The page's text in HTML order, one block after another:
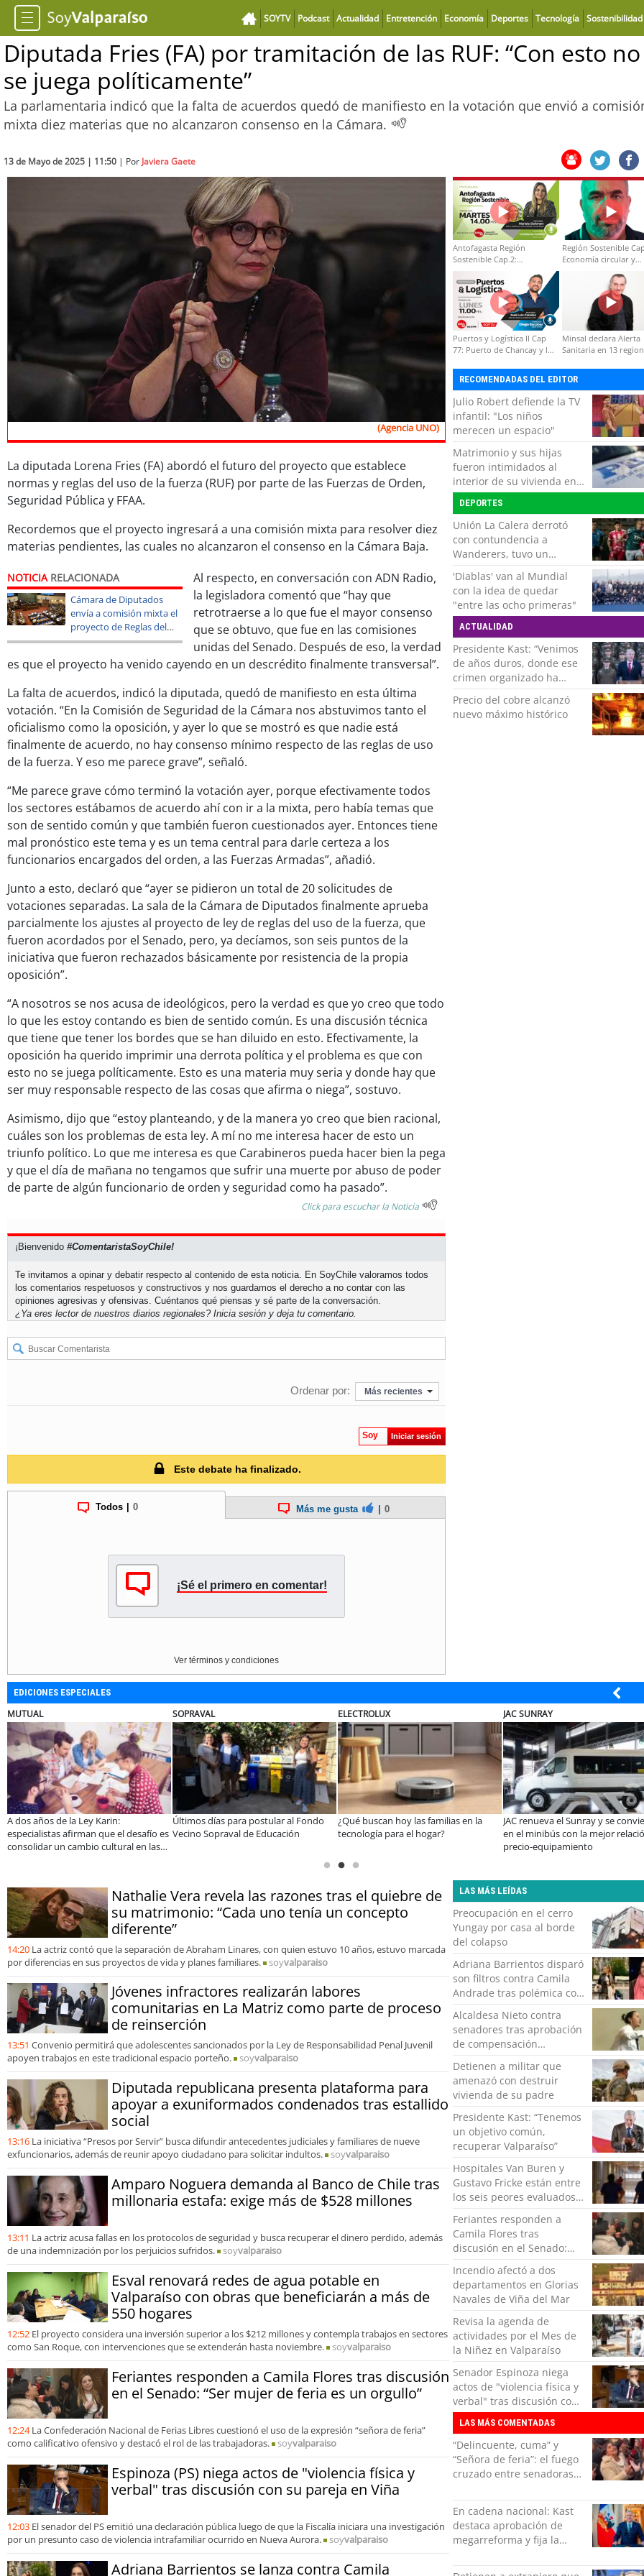
SOYTV Podcast Actualidad Entretención Economía Deportes Tecnología Sostenibilidad
Diputada Fries (FA) por tramitación de las RUF: “Con esto no
se juega políticamente”
La parlamentaria indicó que la falta de acuerdos quedó de manifiesto en la votación que envió a
mixta diez materias que no alcanzaron consenso en la Cámara.
13 de Mayo de 2025 | 11:50 | Por Javiera Gaete
(Agencia UNO)
La diputada Lorena Fries (FA) abordó el futuro del proyecto que establece
normas y reglas del uso de la fuerza (RUF) por parte de las Fuerzas de Orden,
Seguridad Pública y FFAA.
Recordemos que el proyecto ingresará a una comisión mixta para resolver diez
materias pendientes, las cuales no alcanzaron el consenso en la Cámara Baja.
NOTICIARELACIONADA
Cámara de Diputados
envía a comisión mixta el
proyecto de Reglas del
Uso de la Fuerza
Al respecto, en conversación con ADN Radio,
la legisladora comentó que “hay que
retrotraerse a lo que fue el mayor consenso
que se obtuvo, que fue en las comisiones
unidas del Senado. Después de eso, la verdad
es que el proyecto ha venido cayendo en un descrédito finalmente transversal”.
La falta de acuerdos, indicó la diputada, quedó de manifiesto en esta última
votación. “En la Comisión de Seguridad de la Cámara nos abstuvimos tanto el
oficialismo como la oposición, y ayer lo que se mostró es que nadie está
finalmente de acuerdo, no hay consenso mínimo respecto de las reglas de uso
de la fuerza. Y eso me parece grave”, señaló.
“Me parece grave cómo terminó la votación ayer, porque efectivamente todos
los sectores estábamos de acuerdo ahí con ir a la mixta, pero había temas que
son de sentido común y que también fueron cuestionados ayer. Entonces tiene
mal pronóstico este tema y es un tema central para darle certeza a los
funcionarios encargados del orden, a las Fuerzas Armadas”, añadió.
Junto a esto, declaró que “ayer se pidieron un total de 20 solicitudes de
votaciones separadas. La sala de la Cámara de Diputados finalmente aprueba
parcialmente los ajustes al proyecto de ley de reglas del uso de la fuerza, que
fueron acordados por el Senado, pero, ya decíamos, son seis puntos de la
iniciativa que fueron rechazados básicamente por resistencia de la propia
oposición”.
“A nosotros se nos acusa de ideológicos, pero la verdad es que yo creo que todo
lo que les estoy contando es bien de sentido común. Es una discusión técnica
que tiene que tener los bordes que se han diluido en esto. Efectivamente, la
oposición ha querido imprimir una derrota política y el problema es que con
esto no se juega políticamente. Esto es una materia muy seria y donde hay que
ser muy responsable respecto de las cosas que afirma o niega”, sostuvo.
Asimismo, dijo que “estoy planteando, y de la manera yo creo que bien racional,
cuáles son los problemas de esta ley. A mí no me interesa hacer de esto un
triunfo político. Lo que me interesa es que Carabineros pueda hacer bien la pega
y que el día de mañana no tengamos que sufrir una muerte por abuso de poder
de parte de algún funcionario de orden y seguridad como ha pasado”.
Click para escuchar la Noticia
¡Bienvenido #ComentaristaSoyChile!
Te invitamos a opinar y debatir respecto al contenido de esta noticia. En SoyChile valoramos todos
los comentarios respetuosos y constructivos y nos guardamos el derecho a no contar con las
opiniones agresivas y ofensivas. Cuéntanos qué piensas y sé parte de la conversación.
¿Ya eres lector de nuestros diarios regionales? Inicia sesión y deja tu comentario.
Ordenar por: Más recientes
Soy Iniciar sesión
Este debate ha finalizado.
Todos 0 Más me gusta 0
¡Sé el primero en comentar!
Ver términos y condiciones
Antofagasta Región
Sostenible Cap.2:
Educación ambiental y
formación de capacidades
técnicas
Región Sostenible
Economía circular y
Puertos y Logística II Cap
77: Puerto de Chancay y la
Minsal declara Alerta
Sanitaria en 13
RECOMENDADAS DEL EDITOR
Julio Robert defiende la TV
infantil: "Los niños
merecen un espacio"
Matrimonio y sus hijas
fueron intimidados al
interior de su vivienda en
Puente Alto
DEPORTES
Unión La Calera derrotó
con contundencia a
Wanderers, tuvo un
respiro y clasificó en Copa
Chile
'Diablas' van al Mundial
con la idea de quedar
"entre las ocho primeras"
ACTUALIDAD
Presidente Kast: “Venimos
de años duros, donde ese
crimen organizado ha
ocupado un lugar que no
le corresponde”
Precio del cobre alcanzó
nuevo máximo histórico
EDICIONES ESPECIALES
la Ley Karin:
que el desafío es
cambio cultural en las
Últimos días para postular al Fondo
Vecino Sopraval de Educación
¿Qué buscan hoy las familias en la
tecnología para el hogar?
JAC renueva el Sunray y se convierte
en el minibús con la mejor relación
precio-equipamiento
Lanzan
Nathalie Vera revela las razones tras el quiebre de
su matrimonio: “Cada uno tenía un concepto
diferente”
14:20 La actriz contó que la separación de Abraham Linares, con quien estuvo 10 años, estuvo marcada
por diferencias en sus proyectos de vida y planes familiares.
soyvalparaiso
Jóvenes infractores realizarán labores
comunitarias en La Matriz como parte de proceso
de reinserción
13:51 Convenio permitirá que adolescentes sancionados por la Ley de Responsabilidad Penal Juvenil
apoyen trabajos en este tradicional espacio porteño.
soyvalparaiso
Diputada republicana presenta plataforma para
apoyar a exuniformados condenados tras estallido
social
13:16 La iniciativa “Presos por Servir” busca difundir antecedentes judiciales y familiares de nueve
exfuncionarios, además de reunir apoyo ciudadano para solicitar indultos.
soyvalparaiso
Amparo Noguera demanda al Banco de Chile tras
millonaria estafa: exige más de $528 millones
13:11 La actriz acusa fallas en los protocolos de seguridad y busca recuperar el dinero perdido, además
de una indemnización por los perjuicios sufridos.
soyvalparaiso
Esval renovará redes de agua potable en
Valparaíso con obras que beneficiarán a más de
550 hogares
12:52 El proyecto considera una inversión superior a los $212 millones y contempla trabajos en sectores
como San Roque, con intervenciones que se extenderán hasta noviembre.
soyvalparaiso
Feriantes responden a Camila Flores tras discusión
en el Senado: “Ser mujer de feria es un orgullo”
12:24 La Confederación Nacional de Ferias Libres cuestionó el uso de la expresión “señora de feria”
como calificativo ofensivo y destacó el rol de las trabajadoras.
soyvalparaiso
Espinoza (PS) niega actos de "violencia física y
verbal" tras discusión con su pareja en Viña
12:03 El senador del PS emitió una declaración pública luego de que la Fiscalía iniciara una investigación
por un presunto caso de violencia intrafamiliar ocurrido en Nueva Aurora.
soyvalparaiso
Adriana Barrientos se lanza contra Camila
LAS MÁS LEÍDAS
Preocupación en el cerro
Yungay por casa al borde
del colapso
Adriana Barrientos disparó
son filtros contra Camila
Andrade tras polémica con
Aránguiz: "Decente es
mucho, yo creo que
caliente"
Alcaldesa Nieto contra
senadores tras aprobación
de compensación
municipal: "Gobierno
indolente"
Detienen a militar que
amenazó con destruir
vivienda de su padre
Presidente Kast: “Tenemos
un objetivo común,
recuperar Valparaíso”
Hospitales Van Buren y
Gustavo Fricke están entre
los seis peores evaluados
del país
Feriantes responden a
Camila Flores tras
discusión en el Senado:
“Ser mujer de feria es un
orgullo”
Incendio afectó a dos
departamentos en Glorias
Navales de Viña del Mar
Revisa la agenda de
actividades por el Mes de
la Niñez en Valparaíso
Senador Espinoza niega
actos de "violencia física y
verbal" tras discusión con
su pareja en Viña
LAS MÁS COMENTADAS
“Delincuente, cuma” y
“Señora de feria”: el fuego
cruzado entre senadoras
Senado
En cadena nacional: Kast
destaca aprobación de
megarreforma y fija la
desafío del Gobierno